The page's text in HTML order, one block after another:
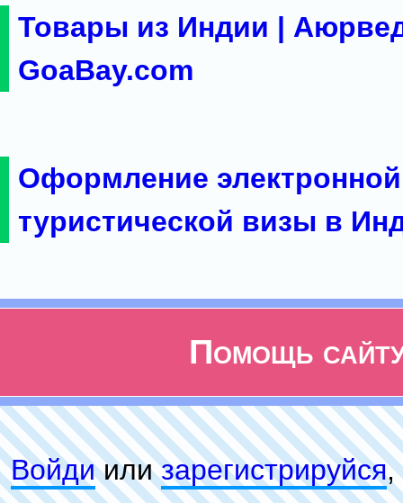
Товары из Индии |
GoaBay.com
Оформление электронной
туристической визы в
Помощь
Войдиилизарeгиcтpируйся,